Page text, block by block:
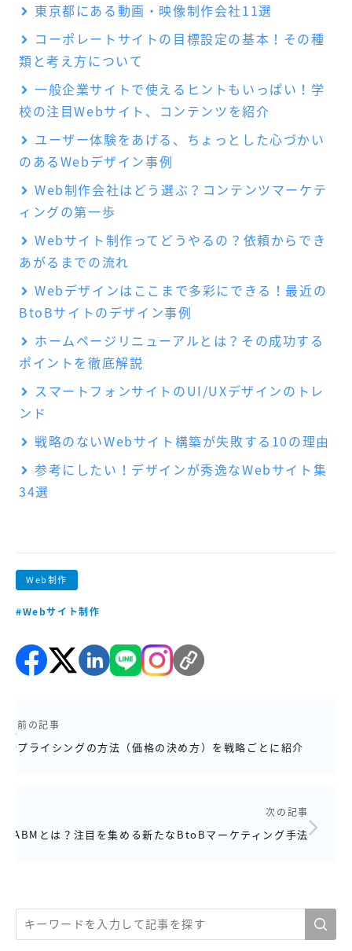
Web制作
#Webサイト制作
前の記事
プライシングの方法（価格の決め方）を戦略ごとに紹介
次の記事
ABMとは？注目を集める新たなBtoBマーケティング手法
東京都にある動画・映像制作会社11選
コーポレートサイトの目標設定の基本！その種
類と考え方について
一般企業サイトで使えるヒントもいっぱい！学
校の注目Webサイト、コンテンツを紹介
ユーザー体験をあげる、ちょっとした心づかい
のあるWebデザイン事例
Web制作会社はどう選ぶ？コンテンツマーケテ
ィングの第一歩
Webサイト制作ってどうやるの？依頼からでき
あがるまでの流れ
Webデザインはここまで多彩にできる！最近の
BtoBサイトのデザイン事例
ホームページリニューアルとは？その成功する
ポイントを徹底解説
スマートフォンサイトのUI/UXデザインのトレ
ンド
戦略のないWebサイト構築が失敗する10の理由
参考にしたい！デザインが秀逸なWebサイト集
34選